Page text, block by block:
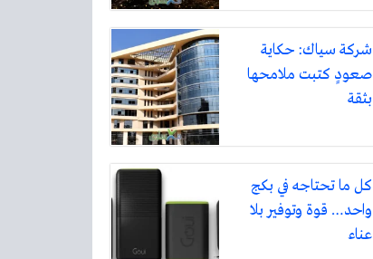
شركة سياك: حكاية
صعودٍ كتبت ملامحها
بثقة
كل ما تحتاجه في بكج
واحد… قوة وتوفير بلا
عناء